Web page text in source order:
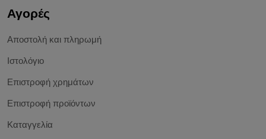
Αγορές
Αποστολή και πληρωμή
Ιστολόγιο
Επιστροφή χρημάτων
Επιστροφή προϊόντων
Καταγγελία